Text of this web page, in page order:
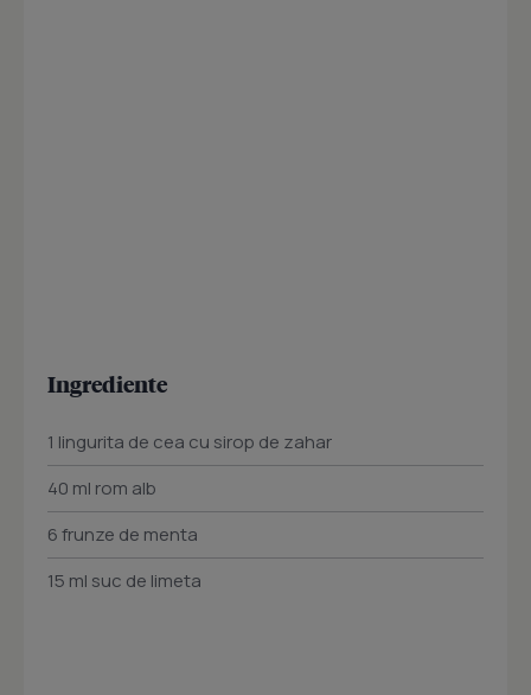
Ingrediente
1 lingurita de cea cu sirop de zahar
40 ml rom alb
6 frunze de menta
15 ml suc de limeta